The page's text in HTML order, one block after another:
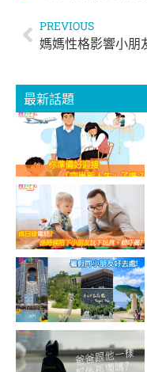
PREVIOUS
最新話題